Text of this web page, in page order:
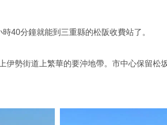
40分鐘就能到三重縣的松阪收費站了。
伊勢街道上繁華的要沖地帶。市中心保留松